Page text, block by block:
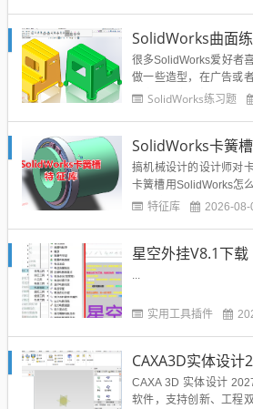
用的三益精密、怡合达
很多SolidWorks爱好者
做一些造型，在广告或
其实在我们常规机械、
天这个SolidWorks练习
SolidWorks练习题
SolidWorks卡簧
搞机械设计的设计师对
卡簧槽用SolidWorks怎
查机械手册，查标准尺
高大家的设计效率。...
特征库 2026-08-
星空外挂V8.1下载
实用工具插件
CAXA3D实体设计
CAXA 3D 实体设计
软件，支持创新、工程